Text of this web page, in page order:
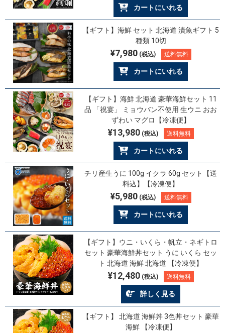
カートにいれる
【ギフト】海鮮 セット 北海道 漬魚ギフト 5
種類 10切
¥7,980(税込) 送料無料
カートにいれる
【ギフト】海鮮 北海道 豪華海鮮セット 11
品 「祝宴」 ミョウバン不使用 生ウニ おお
ずわい マグロ【冷凍便】
¥13,980(税込) 送料無料
カートにいれる
チリ産生うに 100g イクラ 60g セット【送
料込】【冷凍便】
¥5,980(税込) 送料無料
カートにいれる
【ギフト】ウニ・いくら・帆立・ネギトロ
セット 豪華海鮮丼セット うに いくら セッ
ト 北海道 海鮮 北海道 【冷凍便】
¥12,480(税込) 送料無料
詳しく見る
【ギフト】 北海道 海鮮丼 3色丼セット 豪華
海鮮 【冷凍便】